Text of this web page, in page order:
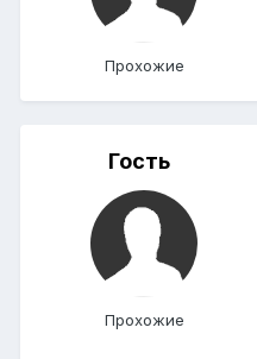
Прохожие
Гость
Прохожие